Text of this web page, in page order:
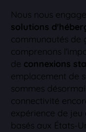
Nous nous
solutions
communautés de
comprenons
de connexions
emplacement de
sommes
connectivité
expérience de
basés aux États-